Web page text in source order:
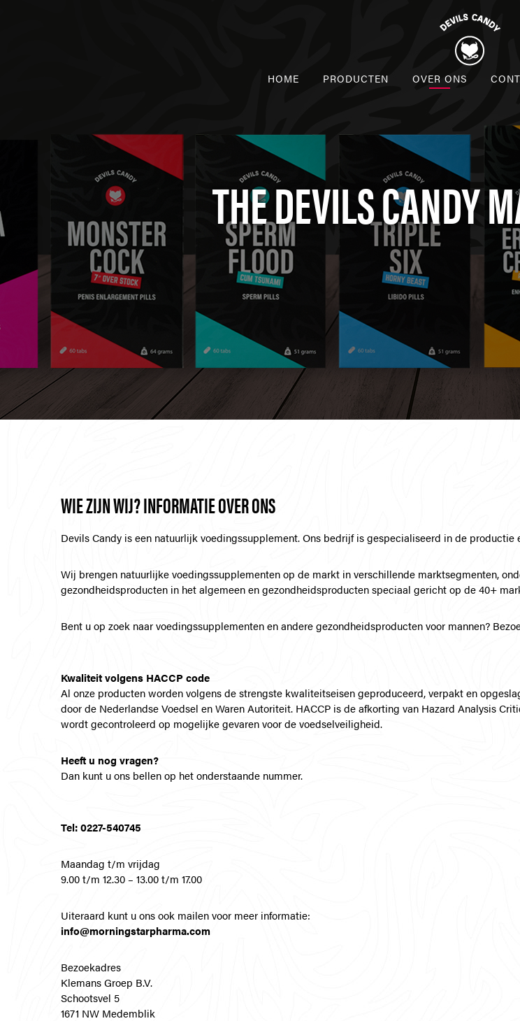
HOME PRODUCTEN OVER ONS
THE DEVILS CANDY
WIE ZIJN WIJ? INFORMATIE OVER ONS
Devils Candy is een natuurlijk voedingssupplement. Ons bedrijf is gespecialiseerd in de
Wij brengen natuurlijke voedingssupplementen op de markt in verschillende marktsegmenten,
gezondheidsproducten in het algemeen en gezondheidsproducten speciaal gericht op de 40+
Bent u op zoek naar voedingssupplementen en andere gezondheidsproducten voor mannen?
Kwaliteit volgens HACCP code
Al onze producten worden volgens de strengste kwaliteitseisen geproduceerd, verpakt en
door de Nederlandse Voedsel en Waren Autoriteit. HACCP is de afkorting van Hazard Analysis
wordt gecontroleerd op mogelijke gevaren voor de voedselveiligheid.
Heeft u nog vragen?
Dan kunt u ons bellen op het onderstaande nummer.
Tel: 0227-540745
Maandag t/m vrijdag
9.00 t/m 12.30 – 13.00 t/m 17.00
Uiteraard kunt u ons ook mailen voor meer informatie:
info@morningstarpharma.com
Bezoekadres
Klemans Groep B.V.
Schootsvel 5
1671 NW Medemblik